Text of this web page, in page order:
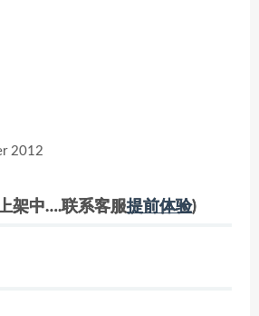
2012
架中….联系客服提前体验)